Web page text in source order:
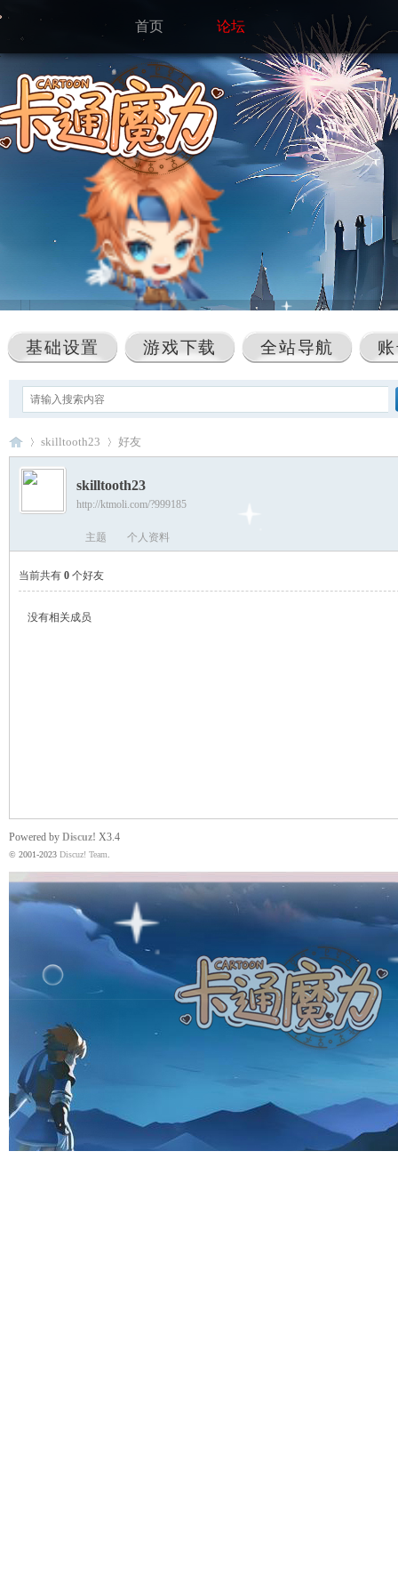
首页 论坛
基础设置 游戏下载 全站导航
魔
›
skilltooth23 好友
skilltooth23
http://ktmoli.com/?999185
主题 个人资料
当前共有 0 个好友
没有相关成员
Powered by Discuz! X3.4
© 2001-2023 Discuz! Team